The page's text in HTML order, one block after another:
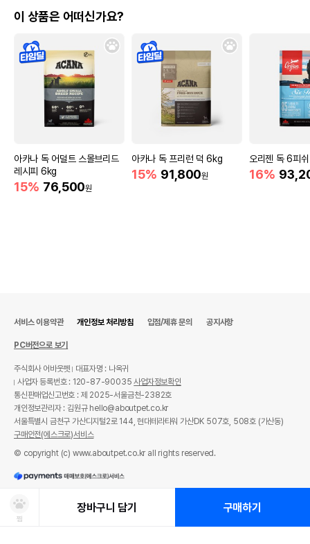
이 상품은 어떠신가요?
아카나 독 어덜트 스몰브리드
레시피 6kg
15% 76,500원
아카나 독 프리런 덕 6kg
15% 91,800원
오리젠 독 6피
16%
찜
장바구니 담기 구매하기
서비스 이용약관 개인정보 처리방침 입점/제휴 문의 공지사항
PC버전으로 보기
주식회사 어바웃펫
대표자명 : 나옥귀
사업자 등록번호 : 120-87-90035사업자정보확인
통신판매업신고번호 : 제 2025-서울금천-2382호
개인정보관리자 : 김원규 hello@aboutpet.co.kr
서울특별시 금천구 가산디지털2로 144, 현대테라타워 가산DK 507호, 508호 (가산동)
구매안전(에스크로)서비스
© copyright (c) www.aboutpet.co.kr all rights reserved.